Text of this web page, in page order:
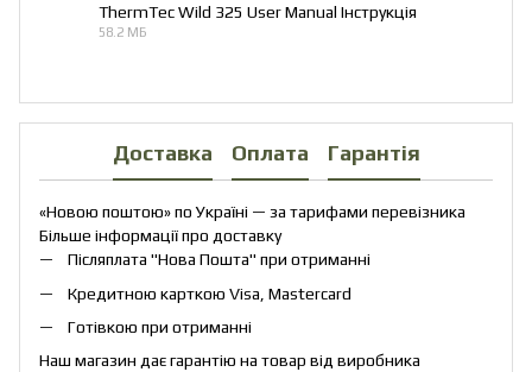
ThermTec Wild 325 User Manual Інструкція
58.2 МБ
Доставка Оплата Гарантія
«Новою поштою» по Україні — за тарифами перевізника
Більше інформації про доставку
Післяплата "Нова Пошта" при отриманні
Кредитною карткою Visa, Mastercard
Готівкою при отриманні
Наш магазин дає гарантію на товар від виробника